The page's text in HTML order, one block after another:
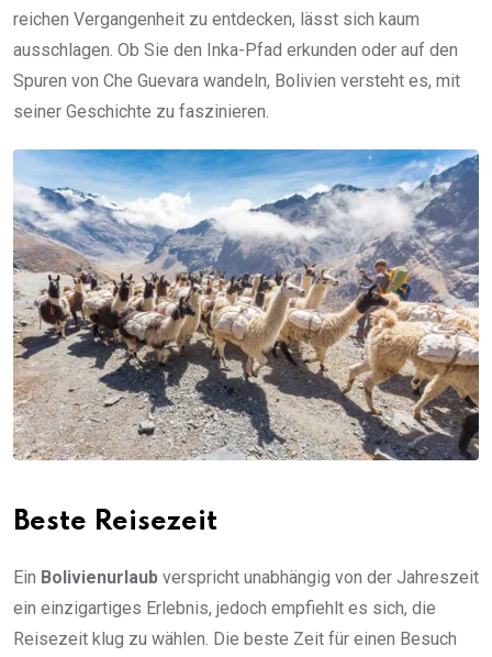
reichen Vergangenheit zu entdecken, lässt sich kaum
ausschlagen. Ob Sie den Inka-Pfad erkunden oder auf den
Spuren von Che Guevara wandeln, Bolivien versteht es, mit
seiner Geschichte zu faszinieren.
Beste Reisezeit
Ein Bolivienurlaub verspricht unabhängig von der Jahreszeit
ein einzigartiges Erlebnis, jedoch empfiehlt es sich, die
Reisezeit klug zu wählen. Die beste Zeit für einen Besuch